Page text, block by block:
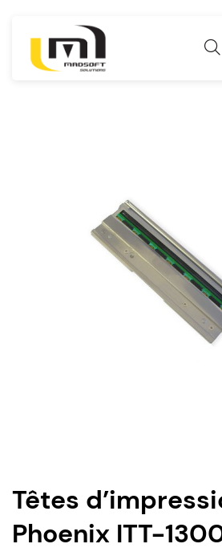
Têtes
Phoenix ITT-